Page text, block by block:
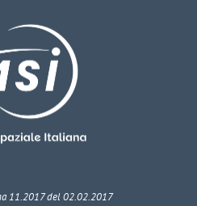
11.2017 del 02.02.2017